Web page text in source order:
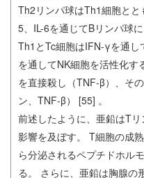
Th2リンパ球はTh1細胞とと
5、IL-6を通じてBリンパ球
Th1とTc細胞はIFN-γを通し
を通してNK細胞を活性化
を直接殺し（TNF-β）、そ
ン、TNF-β） [55] 。
前述したように、亜鉛はT
影響を及ぼす。 T細胞の成
ら分泌されるペプチドホル
る。 さらに、亜鉛は胸腺の